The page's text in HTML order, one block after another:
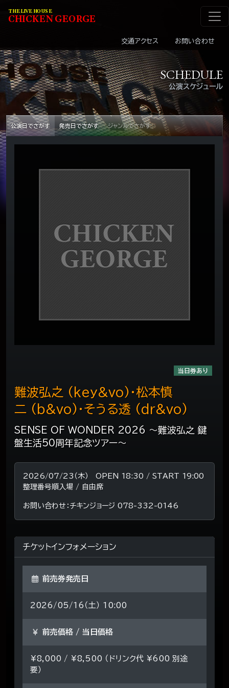
メインナビゲーショ
THE LIVE HOUSE
CHICKENGEORGE
交通アクセス お問い合わせ
公演スケジュール
SCHEDULE
公演日でさがす 発売日でさがす ジャンルでさがす
当日券あり
SENSE OF WONDER 2026 ～難波弘之 鍵
盤生活50周年記念ツアー～
難波弘之 (key&vo)・松本慎
二 (b&vo)・そうる透 (dr&vo)
2026/07/23（木） OPEN 18:30 / START 19:00
整理番号順入場 / 自由席
お問い合わせ：チキンジョージ 078-332-0146
チケットインフォメーション
前売券発売日
2026/05/16（土） 10:00
前売価格 / 当日価格
¥8,000 / ¥8,500 （ドリンク代 ¥600 別途
要）